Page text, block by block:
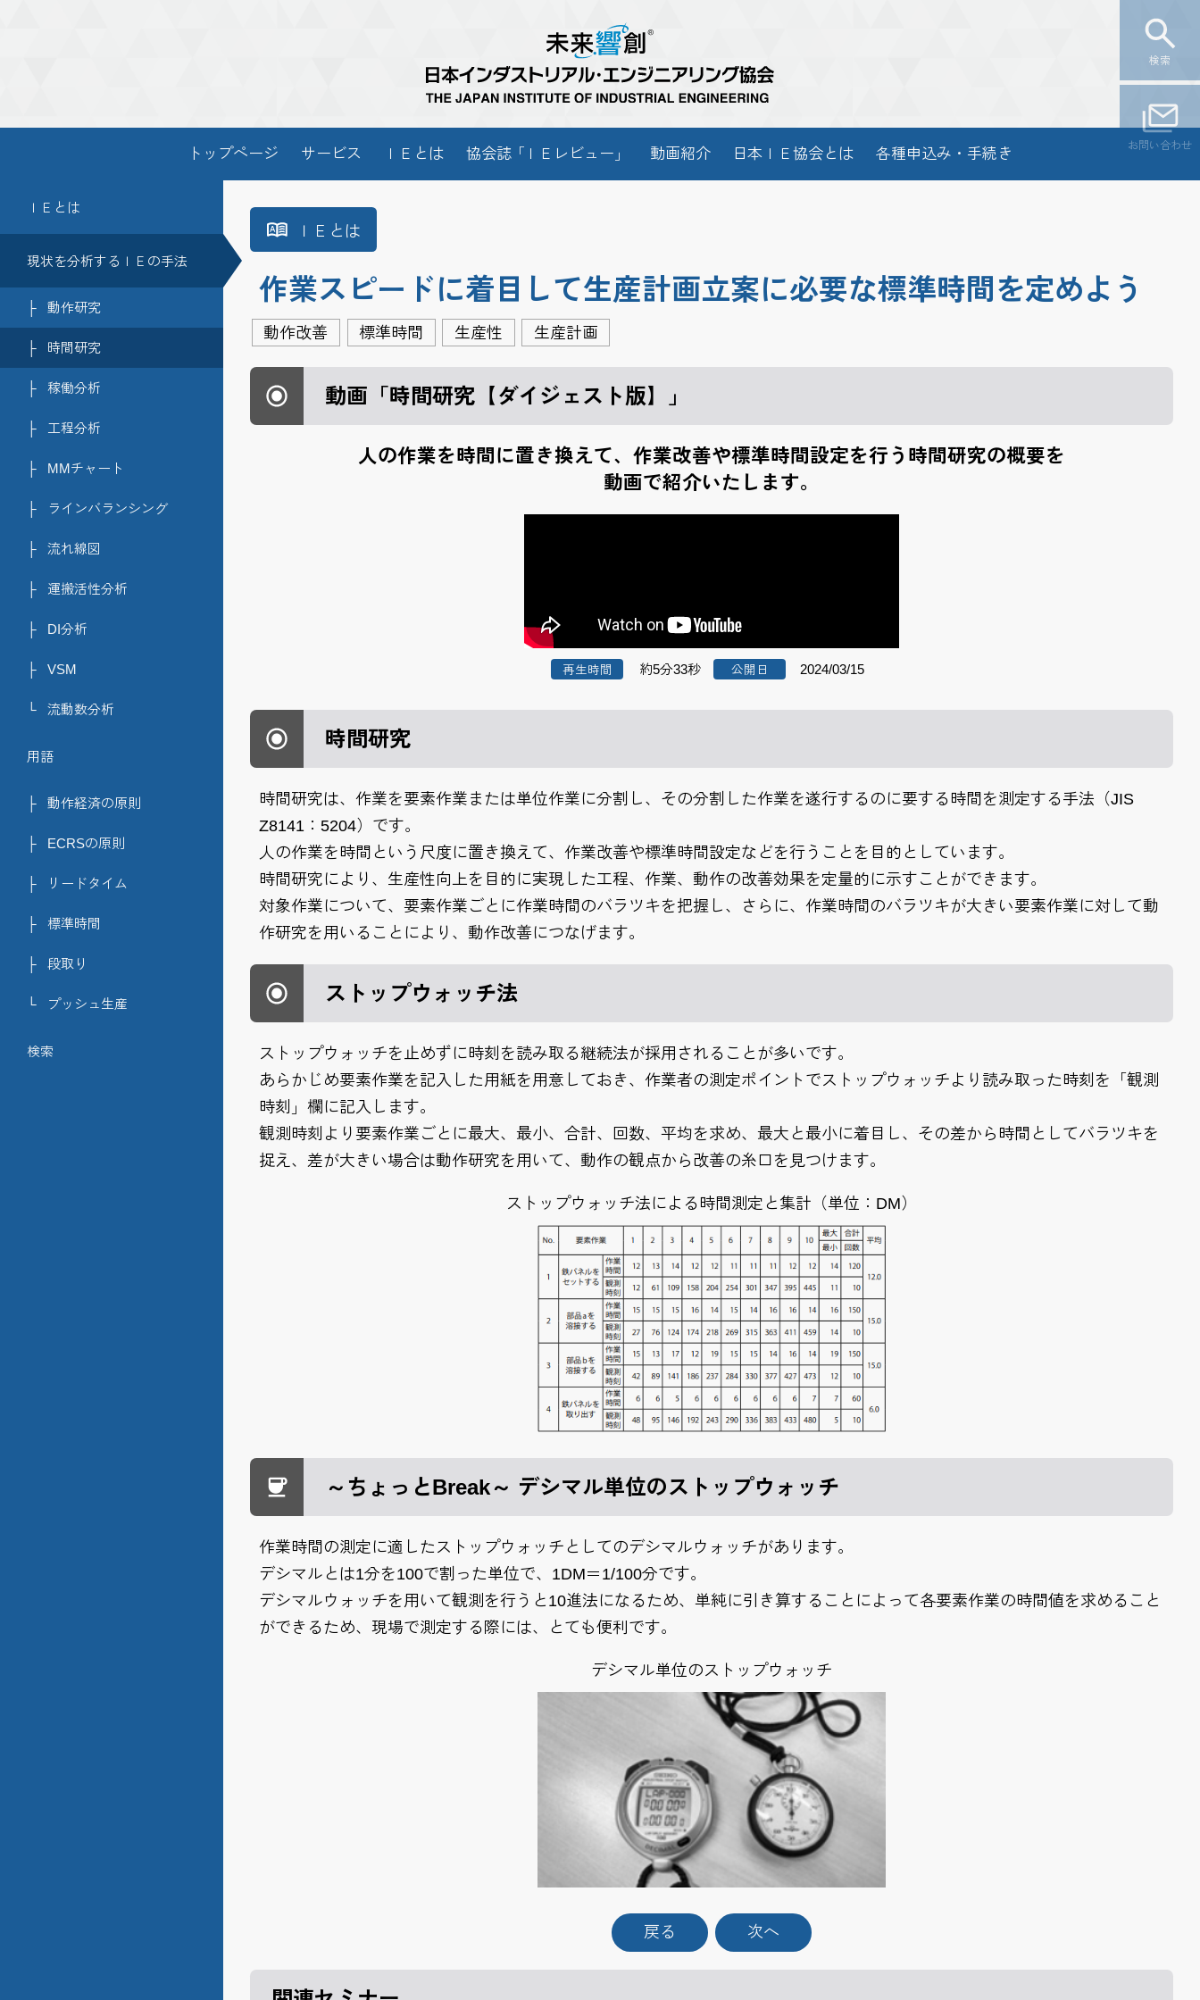
検索
お問い合わせ
トップページ サービス ＩＥとは 協会誌「 ＩＥレビュー 」 動画紹介 日本ＩＥ協会とは 各種申込み・手続き
ＩＥとは
現状を分析するＩＥの手法
├ 動作研究
├ 時間研究
├ 稼働分析
├ 工程分析
├ MMチャート
├ ラインバランシング
├ 流れ線図
├ 運搬活性分析
├ DI分析
├ VSM
└ 流動数分析
用語
├ 動作経済の原則
├ ECRSの原則
├ リードタイム
├ 標準時間
├ 段取り
└ プッシュ生産
検索
ＩＥとは
作業スピードに着目して生産計画立案に必要な標準時間を定めよう
動作改善 標準時間 生産性 生産計画
動画「時間研究【ダイジェスト版】」
人の作業を時間に置き換えて、 作業改善や標準時間設定を行う 時間研究の概要を
動画で紹介いたします。
再生時間 約5分33秒 公開日 2024/03/15
時間研究
時間研究は、作業を要素作業または単位作業に分割し、その分割した作業を遂行するのに要する時間を測定する手法（JIS
Z8141：5204）です。
人の作業を時間という尺度に置き換えて、作業改善や標準時間設定などを行うことを目的としています。
時間研究により、生産性向上を目的に実現した工程、作業、動作の改善効果を定量的に示すことができます。
対象作業について、要素作業ごとに作業時間のバラツキを把握し、さらに、作業時間のバラツキが大きい要素作業に対して動
作研究を用いることにより、動作改善につなげます。
ストップウォッチ法
ストップウォッチを止めずに時刻を読み取る継続法が採用されることが多いです。
あらかじめ要素作業を記入した用紙を用意しておき、作業者の測定ポイントでストップウォッチより読み取った時刻を「観測
時刻」欄に記入します。
観測時刻より要素作業ごとに最大、最小、合計、回数、平均を求め、最大と最小に着目し、その差から時間としてバラツキを
捉え、差が大きい場合は動作研究を用いて、動作の観点から改善の糸口を見つけます。
ストップウォッチ法による時間測定と集計（単位：DM）
～ちょっとBreak～ デシマル単位のストップウォッチ
作業時間の測定に適したストップウォッチとしてのデシマルウォッチがあります。
デシマルとは1分を100で割った単位で、1DM＝1/100分です。
デシマルウォッチを用いて観測を行うと10進法になるため、単純に引き算することによって各要素作業の時間値を求めること
ができるため、現場で測定する際には、とても便利です。
デシマル単位のストップウォッチ
戻る 次へ